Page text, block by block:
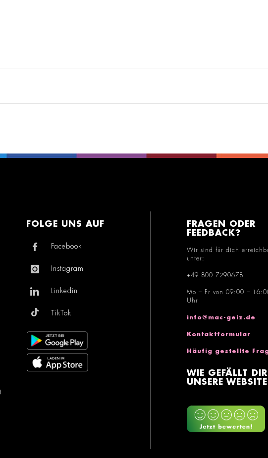
FOLGE UNS AUF
Facebook
Instagram
Linkedin
TikTok
FRAGEN ODER
FEEDBACK?
Wir sind für dich
unter:
+49 800 7290678
Mo – Fr von 09:00 –
Uhr
info@mac-geiz.de
Kontaktformular
Häufig gestellte
WIE GEFÄLLT DIR
UNSERE